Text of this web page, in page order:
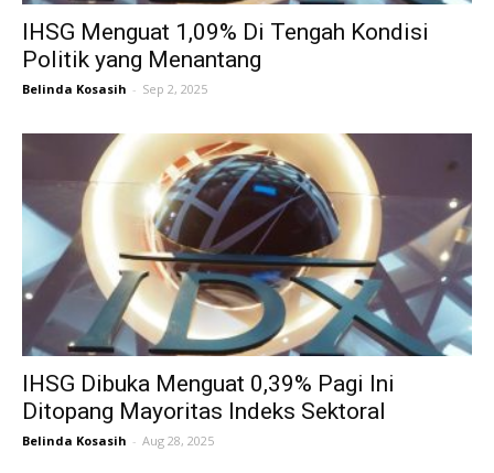
IHSG Menguat 1,09% Di Tengah Kondisi
Politik yang Menantang
Belinda Kosasih - Sep 2, 2025
IHSG Dibuka Menguat 0,39% Pagi Ini
Ditopang Mayoritas Indeks Sektoral
Belinda Kosasih - Aug 28, 2025